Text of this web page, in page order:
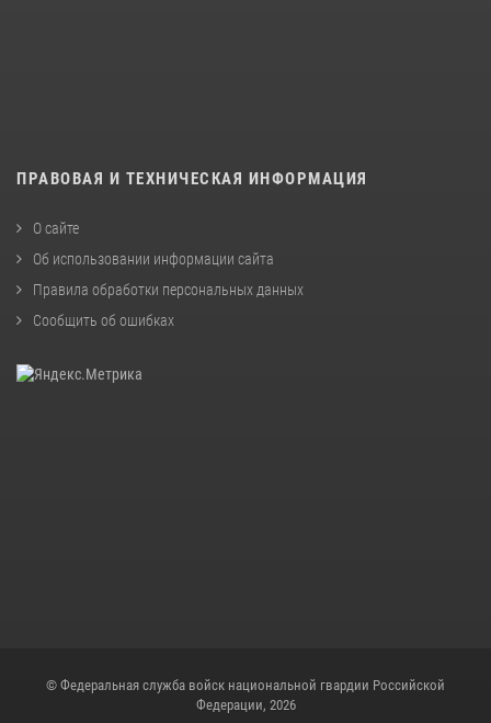
ПРАВОВАЯ И ТЕХНИЧЕСКАЯ ИНФОРМАЦИЯ
О сайте
Об использовании информации сайта
Правила обработки персональных данных
Сообщить об ошибках
© Федеральная служба войск национальной гвардии Российской
Федерации, 2026